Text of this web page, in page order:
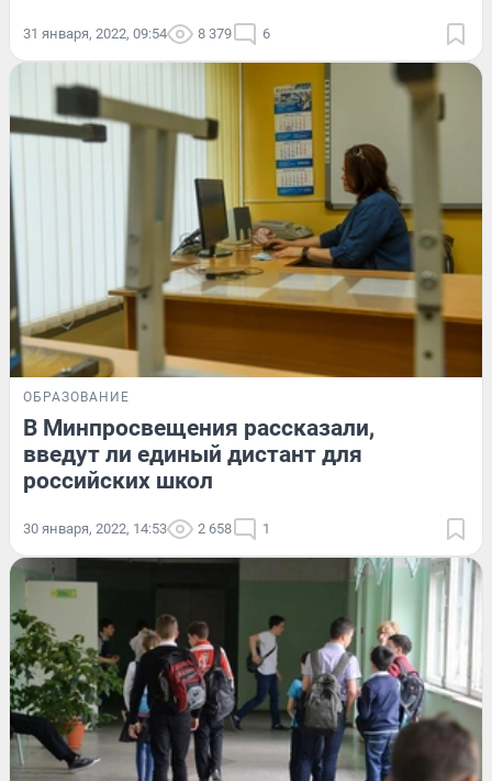
31 января, 2022, 09:54 8 379 6
ОБРАЗОВАНИЕ
В Минпросвещения рассказали,
введут ли единый дистант для
российских школ
30 января, 2022, 14:53 2 658 1